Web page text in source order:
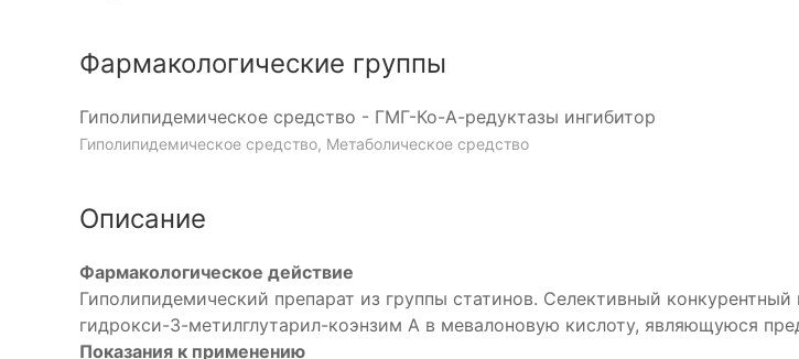
Фармакологические группы
Гиполипидемическое средство - ГМГ-Ко-А-редуктазы ингибитор
Гиполипидемическое средство, Метаболическое средство
Описание
Фармакологическое действие
Гиполипидемический препарат из группы статинов. Селективный
гидрокси-3-метилглутарил-коэнзим А в мевалоновую кислоту, являющуюся
Показания к применению